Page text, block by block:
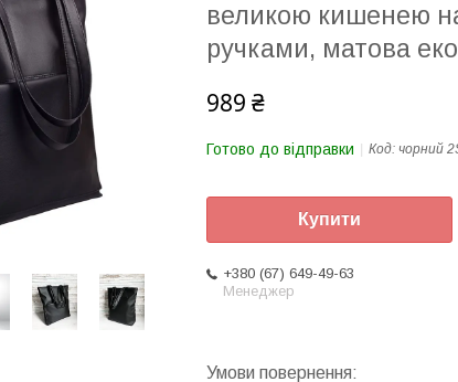
великою кишенею
ручками, матова
989 ₴
Готово до відправки Код: чорний
Купити
+380 (67) 649-49-63
Менеджер